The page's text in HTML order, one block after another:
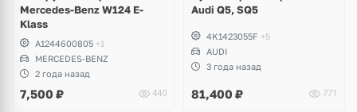
Mercedes-Benz W124 E-
Klass
A1244600805 +1
MERCEDES-BENZ
2 года назад
7,500 ₽ 440
Audi Q5, SQ5
4K1423055F +5
AUDI
3 года назад
81,400 ₽ 771